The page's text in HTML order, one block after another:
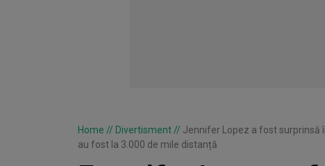
Home // Divertisment // Jennifer Lopez a fost surprinsă
au fost la 3.000 de mile distanță